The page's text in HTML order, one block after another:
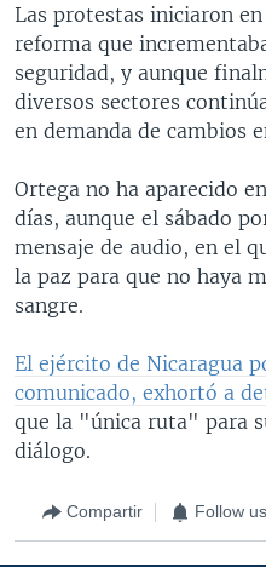
Las protestas iniciaron
reforma que
seguridad, y aunque
diversos sectores
en demanda de cambios
Ortega no ha aparecido
días, aunque el sábado
mensaje de audio, en el
la paz para que no haya
sangre.
El ejército de Nicaragua
comunicado, exhortó a
que la "única ruta" para
diálogo.
Compartir Follow us